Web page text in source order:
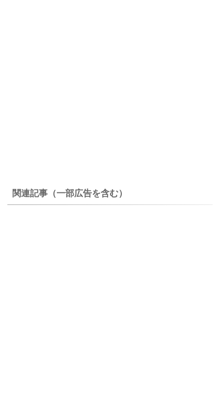
関連記事（一部広告を含む）